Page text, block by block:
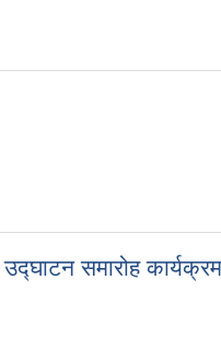
समारोह